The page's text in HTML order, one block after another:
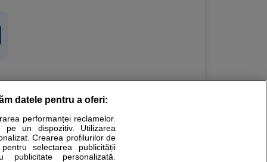
Ele nu pot substitui consultul medical direct si
fie medicul Dvs., fie unul dintre medicii pe care
datele pentru a oferi:
performanței reclamelor.
pe un dispozitiv. Utilizarea
Crearea profilurilor de
selectarea publicității
publicitate personalizată.